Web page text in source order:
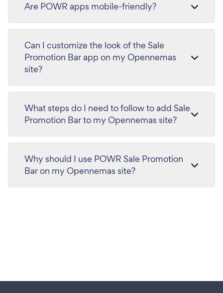
Are POWR apps mobile-friendly?
Can I customize the look of the Sale
Promotion Bar app on my Opennemas
site?
What steps do I need to follow to add Sale
Promotion Bar to my Opennemas site?
Why should I use POWR Sale Promotion
Bar on my Opennemas site?